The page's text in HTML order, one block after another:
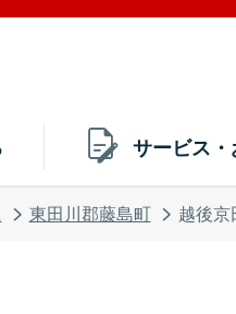
サービス・
東田川郡藤島町 越後京